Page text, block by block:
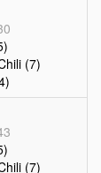
(7)
(7)